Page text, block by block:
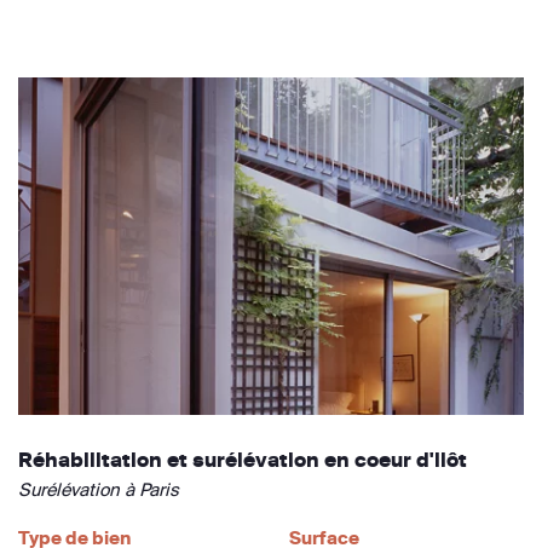
Réhabilitation et surélévation en coeur d'ilôt
Surélévation à Paris
Type de bien
Surface